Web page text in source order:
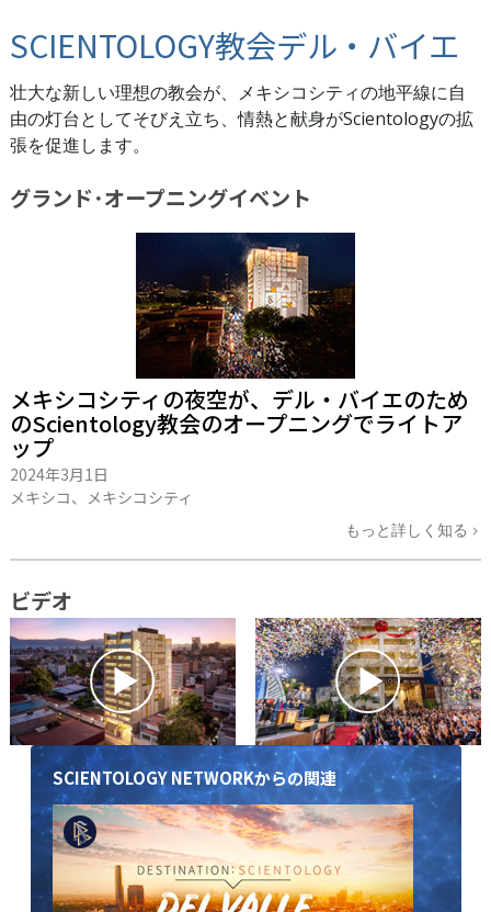
SCIENTOLOGY教会デル・バイエ
壮大な新しい理想の教会が、メキシコシティの地平線に自
由の灯台としてそびえ立ち、情熱と献身がScientologyの拡
張を促進します。
グランド･オープニングイベント
メキシコシティの夜空が、デル・バイエのため
のScientology教会のオープニングでライトア
ップ
2024年3月1日
メキシコ、メキシコシティ
もっと詳しく知る
ビデオ
SCIENTOLOGY NETWORKからの関連